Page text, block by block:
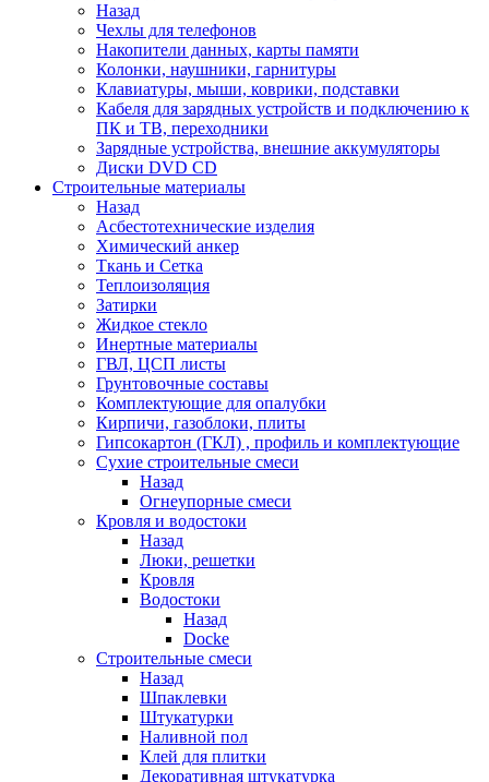
Назад
Чехлы для телефонов
Накопители данных, карты памяти
Колонки, наушники, гарнитуры
Клавиатуры, мыши, коврики, подставки
Кабеля для зарядных устройств и подключению к
ПК и ТВ, переходники
Зарядные устройства, внешние аккумуляторы
Диски DVD CD
Строительные материалы
Назад
Асбестотехнические изделия
Химический анкер
Ткань и Сетка
Теплоизоляция
Затирки
Жидкое стекло
Инертные материалы
ГВЛ, ЦСП листы
Грунтовочные составы
Комплектующие для опалубки
Кирпичи, газоблоки, плиты
Гипсокартон (ГКЛ) , профиль и комплектующие
Сухие строительные смеси
Назад
Огнеупорные смеси
Кровля и водостоки
Назад
Люки, решетки
Кровля
Водостоки
Назад
Docke
Строительные смеси
Назад
Шпаклевки
Штукатурки
Наливной пол
Клей для плитки
Декоративная штукатурка